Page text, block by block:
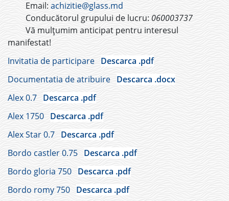
Email:achizitie@glass.md
Conducătorul grupului de lucru: 060003737
Vă mulțumim anticipat pentru interesul
manifestat!
Invitatia de participare Descarca .pdf
Documentatia de atribuire Descarca .docx
Alex 0.7 Descarca .pdf
Alex 1750 Descarca .pdf
Alex Star 0.7 Descarca .pdf
Bordo castler 0.75 Descarca .pdf
Bordo gloria 750 Descarca .pdf
Bordo romy 750 Descarca .pdf